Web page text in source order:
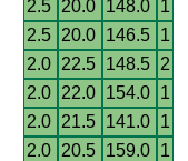
2.5 20.0 148.0
1
2.5
20.0 146.5
1
2.0
22.5 148.5
2
2.0
22.0 154.0
1
2.0
21.5 141.0
1
2.0
20.5 159.0
1